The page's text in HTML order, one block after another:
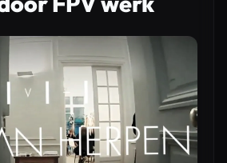
& EVENTS
THROUGHS